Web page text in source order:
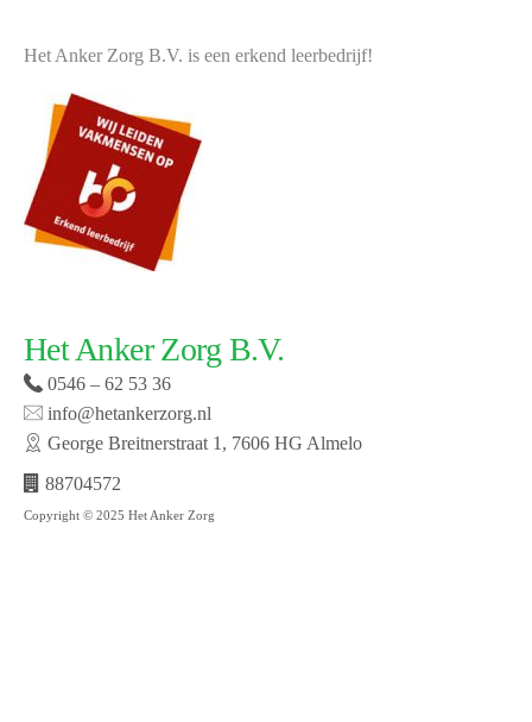
Het Anker Zorg B.V. is een erkend leerbedrijf!
Het Anker Zorg B.V.
0546 – 62 53 36
info@hetankerzorg.nl
George Breitnerstraat 1, 7606 HG Almelo
88704572
Copyright © 2025 Het Anker Zorg